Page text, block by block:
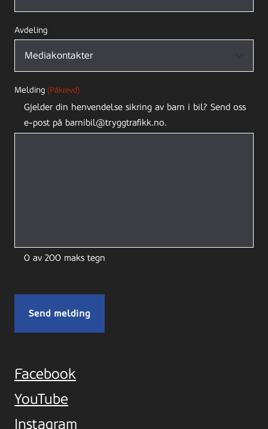
Avdeling
Melding (Påkrevd)
Gjelder din henvendelse sikring av barn i bil? Send oss
e-post på barnibil@tryggtrafikk.no.
0 av 200 maks tegn
Facebook
YouTube
Instagram